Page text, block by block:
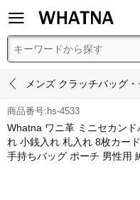

 メンズ クラッチバッグ
商品番号:hs-4533
Whatna ワニ革 ミニセカン
れ 小銭入れ 札入れ 8枚カー
手持ちバッグ ポーチ 男性用